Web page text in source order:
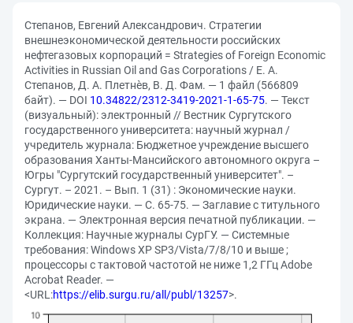
Степанов, Евгений Александрович. Стратегии
внешнеэкономической деятельности российских
нефтегазовых корпораций = Strategies of Foreign Economic
Activities in Russian Oil and Gas Corporations / Е. А.
Степанов, Д. А. Плетнѐв, В. Д. Фам. — 1 файл (566809
байт). — DOI 10.34822/2312-3419-2021-1-65-75. — Текст
(визуальный): электронный // Вестник Сургутского
государственного университета: научный журнал /
учредитель журнала: Бюджетное учреждение высшего
образования Ханты-Мансийского автономного округа –
Югры "Сургутский государственный университет". –
Сургут. – 2021. – Вып. 1 (31) : Экономические науки.
Юридические науки. — С. 65-75. — Заглавие с титульного
экрана. — Электронная версия печатной публикации. —
Коллекция: Научные журналы СурГУ. — Системные
требования: Windows XP SP3/Vista/7/8/10 и выше ;
процессоры с тактовой частотой не ниже 1,2 ГГц Adobe
Acrobat Reader. —
<URL:https://elib.surgu.ru/all/publ/13257>.